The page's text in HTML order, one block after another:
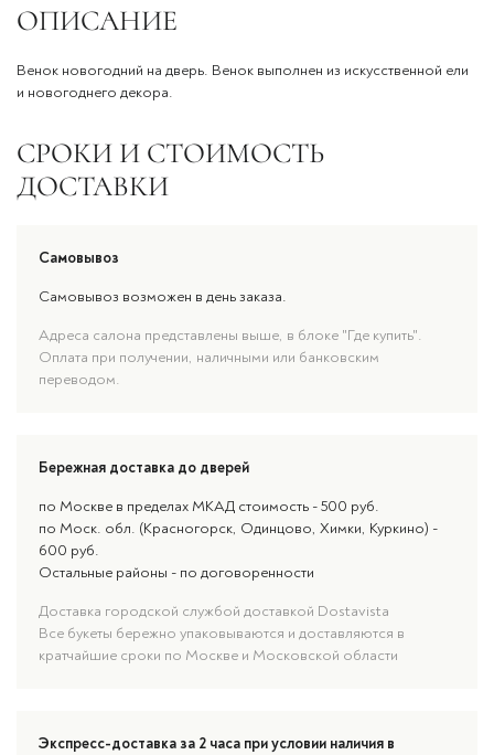
ОПИСАНИЕ
Венок новогодний на дверь. Венок выполнен из искусственной ели
и новогоднего декора.
СРОКИ И СТОИМОСТЬ
ДОСТАВКИ
Самовывоз
Самовывоз возможен в день заказа.
Адреса салона представлены выше, в блоке "Где купить".
Оплата при получении, наличными или банковским
переводом.
Бережная доставка до дверей
по Москве в пределах МКАД стоимость - 500 руб.
по Моск. обл. (Красногорск, Одинцово, Химки, Куркино) -
600 руб.
Остальные районы - по договоренности
Доставка городской службой доставкой Dostavista
Все букеты бережно упаковываются и доставляются в
кратчайшие сроки по Москве и Московской области
Экспресс-доставка за 2 часа при условии наличия в